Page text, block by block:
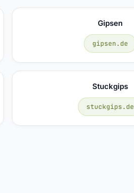
Gipsen
gipsen.de
Stuckgips
stuckgips.de